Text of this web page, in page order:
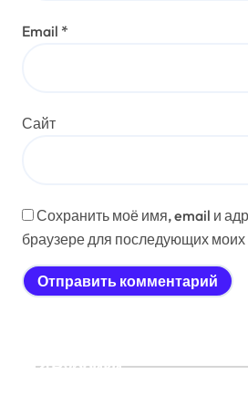
Email *
Сайт
Сохранить моё имя, email и
браузере для последующих
Рубрики